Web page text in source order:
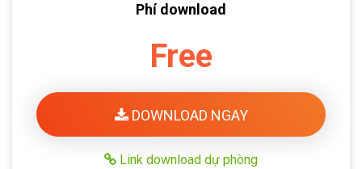
Phí download
Free
DOWNLOAD NGAY
Link download dự phòng